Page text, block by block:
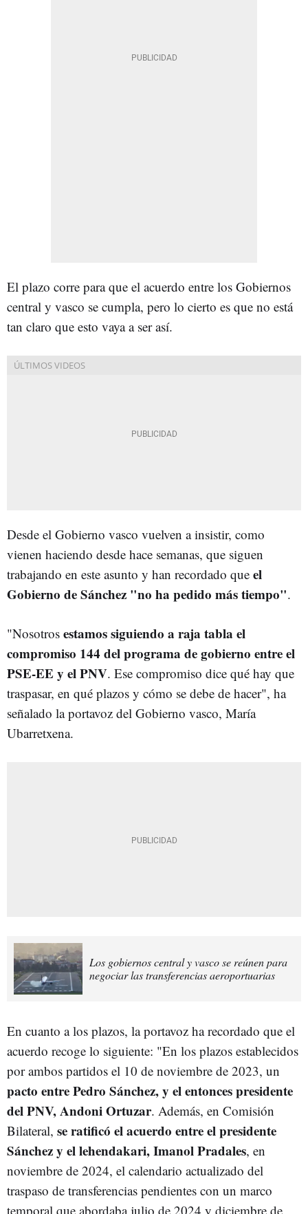
El plazo corre para que el acuerdo entre los Gobiernos
central y vasco se cumpla, pero lo cierto es que no está
tan claro que esto vaya a ser así.
Desde el Gobierno vasco vuelven a insistir, como
vienen haciendo desde hace semanas, que siguen
trabajando en este asunto y han recordado que el
Gobierno de Sánchez "no ha pedido más tiempo".
"Nosotros estamos siguiendo a raja tabla el
compromiso 144 del programa de gobierno entre el
PSE-EE y el PNV. Ese compromiso dice qué hay que
traspasar, en qué plazos y cómo se debe de hacer", ha
señalado la portavoz del Gobierno vasco, María
Ubarretxena.
Los gobiernos central y vasco se reúnen para
negociar las transferencias aeroportuarias
En cuanto a los plazos, la portavoz ha recordado que el
acuerdo recoge lo siguiente: "En los plazos establecidos
por ambos partidos el 10 de noviembre de 2023, un
pacto entre Pedro Sánchez, y el entonces presidente
del PNV, Andoni Ortuzar. Además, en Comisión
Bilateral, se ratificó el acuerdo entre el presidente
Sánchez y el lehendakari, Imanol Pradales, en
noviembre de 2024, el calendario actualizado del
traspaso de transferencias pendientes con un marco
temporal que abordaba julio de 2024 y diciembre de